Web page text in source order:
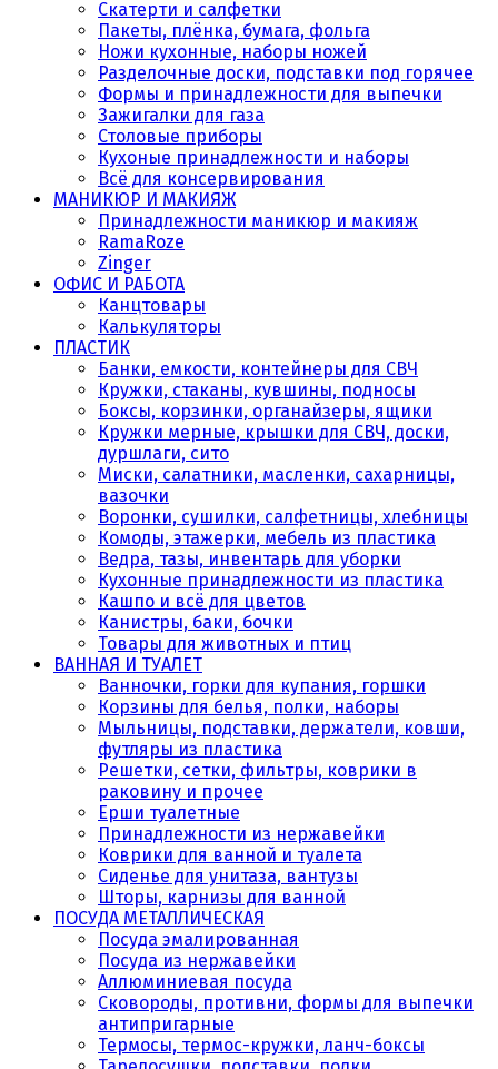
Скатерти и салфетки
Пакеты, плёнка, бумага, фольга
Ножи кухонные, наборы ножей
Разделочные доски, подставки под горячее
Формы и принадлежности для выпечки
Зажигалки для газа
Столовые приборы
Кухоные принадлежности и наборы
Всё для консервирования
МАНИКЮР И МАКИЯЖ
Принадлежности маникюр и макияж
RamaRoze
Zinger
ОФИС И РАБОТА
Канцтовары
Калькуляторы
ПЛАСТИК
Банки, емкости, контейнеры для СВЧ
Кружки, стаканы, кувшины, подносы
Боксы, корзинки, органайзеры, ящики
Кружки мерные, крышки для СВЧ, доски,
дуршлаги, сито
Миски, салатники, масленки, сахарницы,
вазочки
Воронки, сушилки, салфетницы, хлебницы
Комоды, этажерки, мебель из пластика
Ведра, тазы, инвентарь для уборки
Кухонные принадлежности из пластика
Кашпо и всё для цветов
Канистры, баки, бочки
Товары для животных и птиц
ВАННАЯ И ТУАЛЕТ
Ванночки, горки для купания, горшки
Корзины для белья, полки, наборы
Мыльницы, подставки, держатели, ковши,
футляры из пластика
Решетки, сетки, фильтры, коврики в
раковину и прочее
Ерши туалетные
Принадлежности из нержавейки
Коврики для ванной и туалета
Сиденье для унитаза, вантузы
Шторы, карнизы для ванной
ПОСУДА МЕТАЛЛИЧЕСКАЯ
Посуда эмалированная
Посуда из нержавейки
Аллюминиевая посуда
Сковороды, противни, формы для выпечки
антипригарные
Термосы, термос-кружки, ланч-боксы